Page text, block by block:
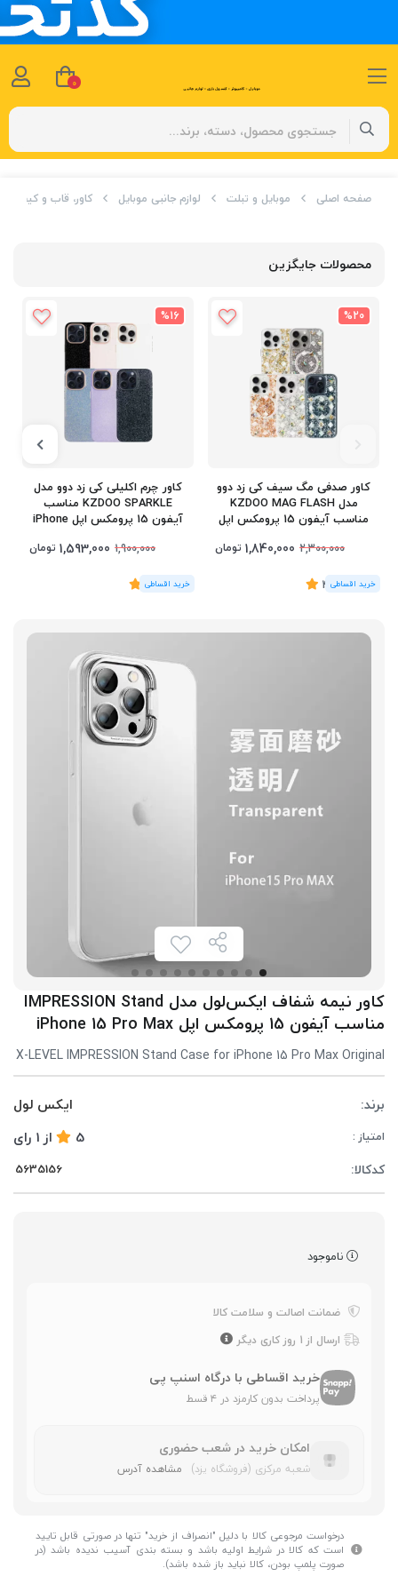
صفحه اصلی موبایل و تبلت لوازم جانبی موبایل کاور، قاب و کیف
محصولات جایگزین
%20
کاور صدفی مگ سیف کی‌ زد دوو
مدل KZDOO MAG FLASH
مناسب آیفون 15 پرومکس اپل
2,300,000
1,840,000 تومان
(2 رای)
4.5
%16
کاور چرم اکلیلی کی‌ زد دوو مدل
KZDOO SPARKLE مناسب
آیفون 15 پرومکس اپل iPhone
1,900,000
1,593,000 تومان
(2 رای)
5
کاور نیمه شفاف ایکس‌لول مدل IMPRESSION Stand
مناسب آیفون 15 پرومکس اپل iPhone 15 Pro Max
X-LEVEL IMPRESSION Stand Case for iPhone 15 Pro Max Original
برند: ایکس لول
امتیاز : 5 از1 رای
کدکالا:
ناموجود
ضمانت اصالت و سلامت کالا
ارسال از 1 روز کاری دیگر
خرید اقساطی با درگاه اسنپ پی
پرداخت بدون کارمزد در ۴ قسط
امکان خرید در شعب حضوری
شعبه مرکزی (فروشگاه یزد) مشاهده آدرس
درخواست مرجوعی کالا با دلیل "انصراف از خرید" تنها در صورتی قابل تایید
است که کالا در شرایط اولیه باشد و بسته بندی آسیب ندیده باشد (در
صورت پلمپ بودن، کالا نباید باز شده باشد).
0